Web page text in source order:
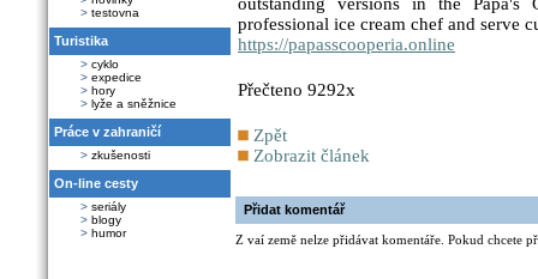
> testovna
Turistika
> cyklo
> expedice
> hory
> lyže a sněžnice
Práce v zahraničí
> zkušenosti
On-line cesty
> seriály
> blogy
> humor
professional ice cream chef and serve
https://papasscooperia.online
Přečteno 9292x
Zpět
Zobrazit článek
Přidat komentář
Z vaí země nelze přidávat komentáře. Pokud chcete